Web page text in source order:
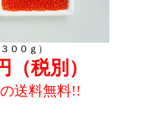
００ｇ）
（税別）
送料無料!!